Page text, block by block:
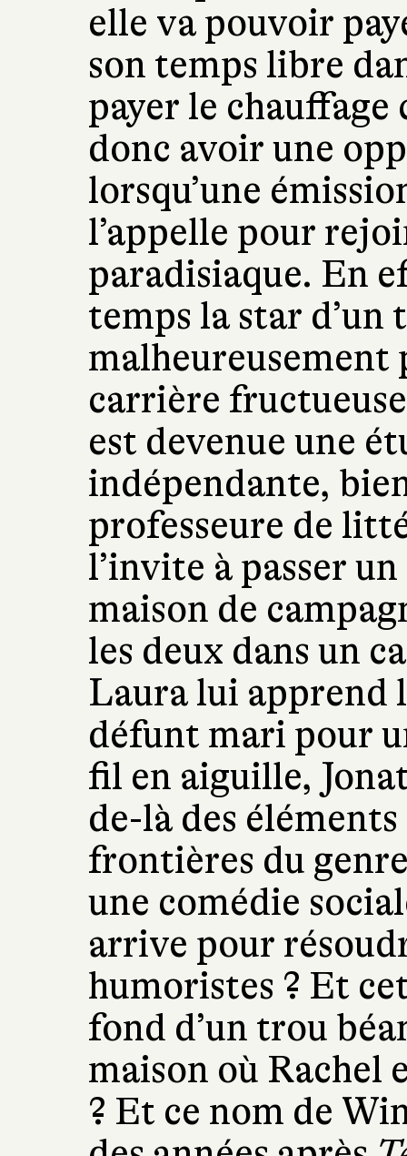
elle va pouvoir
son temps libre
payer le
donc avoir une
lorsqu’une
l’appelle pour
paradisiaque. En
temps la star d’un
malheureusement
carrière
est devenue une
indépendante,
professeure de
l’invite à passer
maison de
les deux dans un
Laura lui apprend
défunt mari pour
fil en aiguille,
de-là des
frontières du
une comédie
arrive pour
humoristes ? Et
fond d’un trou
maison où Rachel
? Et ce nom de